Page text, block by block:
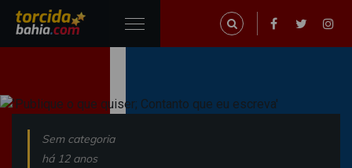
Sem categoria
há 12 anos